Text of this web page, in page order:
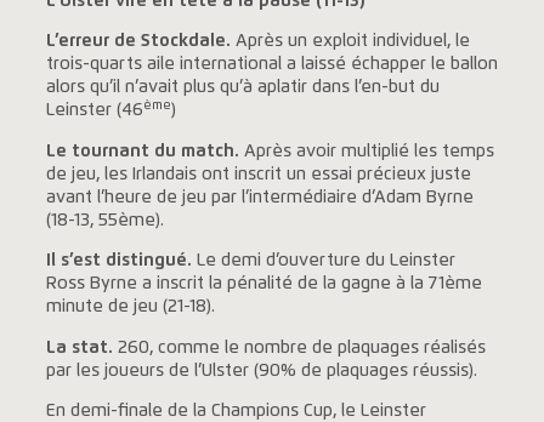
L’erreur de Stockdale. Après un exploit individuel, le
trois-quarts aile international a laissé échapper le ballon
alors qu’il n’avait plus qu’à aplatir dans l’en-but du
Leinster (46ème)
Le tournant du match. Après avoir multiplié les temps
de jeu, les Irlandais ont inscrit un essai précieux juste
avant l’heure de jeu par l’intermédiaire d’Adam Byrne
(18-13, 55ème).
Il s’est distingué. Le demi d’ouverture du Leinster
Ross Byrne a inscrit la pénalité de la gagne à la 71ème
minute de jeu (21-18).
La stat. 260, comme le nombre de plaquages réalisés
par les joueurs de l’Ulster (90% de plaquages réussis).
En demi-finale de la Champions Cup, le Leinster